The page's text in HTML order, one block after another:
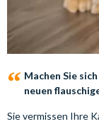
Machen Sie
neuen
Sie vermissen Ihre